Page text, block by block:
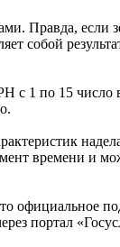
Правда, если
собой
с 1 по 15 число
времени и
официальное
портал